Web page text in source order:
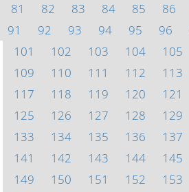
81
82 83 84 85 86
91
92 93 94 95 96
101
102 103 104 105
109
110 111 112 113
117
118 119 120 121
125
126 127 128 129
133
134 135 136 137
141
142 143 144 145
149
150 151 152 153